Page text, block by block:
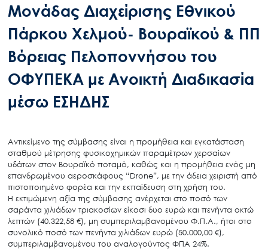
Μονάδας Διαχείρισης Εθνικού
Πάρκου Χελμού- Βουραϊκού & ΠΠ
Βόρειας Πελοποννήσου του
ΟΦΥΠΕΚΑ με Ανοικτή Διαδικασία
μέσω ΕΣΗΔΗΣ
Αντικείμενο της σύμβασης είναι η προμήθεια και εγκατάσταση
σταθμού μέτρησης φυσικοχημικών παραμέτρων χερσαίων
υδάτων στον Βουραϊκό ποταμό, καθώς και η προμήθεια ενός μη
επανδρωμένου αεροσκάφους “Drone”, με την άδεια χειριστή από
πιστοποιημένο φορέα και την εκπαίδευση στη χρήση του.
Η εκτιμώμενη αξία της σύμβασης ανέρχεται στο ποσό των
σαράντα χιλιάδων τριακοσίων είκοσι δυο ευρώ και πενήντα οκτώ
λεπτών (40.322,58 €), μη συμπεριλαμβανομένου Φ.Π.Α., ήτοι στο
συνολικό ποσό των πενήντα χιλιάδων ευρώ (50.000,00 €),
συμπεριλαμβανομένου του αναλογούντος ΦΠΑ 24%.